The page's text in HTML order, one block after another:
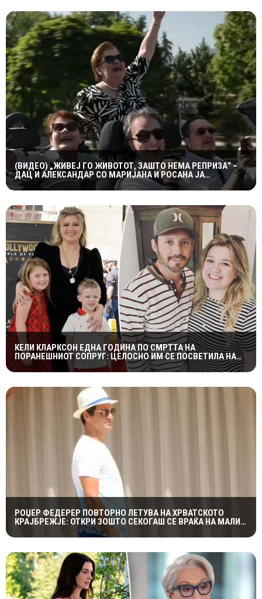
(ВИДЕО) „ЖИВЕЈ ГО ЖИВОТОТ, ЗАШТО НЕМА РЕПРИЗА“ –
ДАЦ И АЛЕКСАНДАР СО МАРИЈАНА И РОСАНА ЈА
ПРЕТСТАВИЈА „ЗАСЕКОГАШ МЛАДИ“
КЕЛИ КЛАРКСОН ЕДНА ГОДИНА ПО СМРТТА НА
ПОРАНЕШНИОТ СОПРУГ: ЦЕЛОСНО ИМ СЕ ПОСВЕТИЛА НА
ДЕЦАТА ВО НАЈТЕШКИОТ ПЕРИОД
РОЏЕР ФЕДЕРЕР ПОВТОРНО ЛЕТУВА НА ХРВАТСКОТО
КРАЈБРЕЖЈЕ: ОТКРИ ЗОШТО СЕКОГАШ СЕ ВРАЌА НА МАЛИ